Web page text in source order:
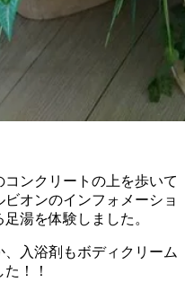
ンクリートの上を歩いて
オンのインフォメーショ
湯を体験しました。
入浴剤もボディクリーム
！！